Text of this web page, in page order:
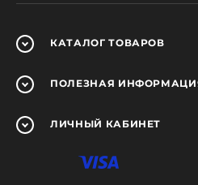
КАТАЛОГ ТОВАРОВ
ПОЛЕЗНАЯ
ЛИЧНЫЙ КАБИНЕТ